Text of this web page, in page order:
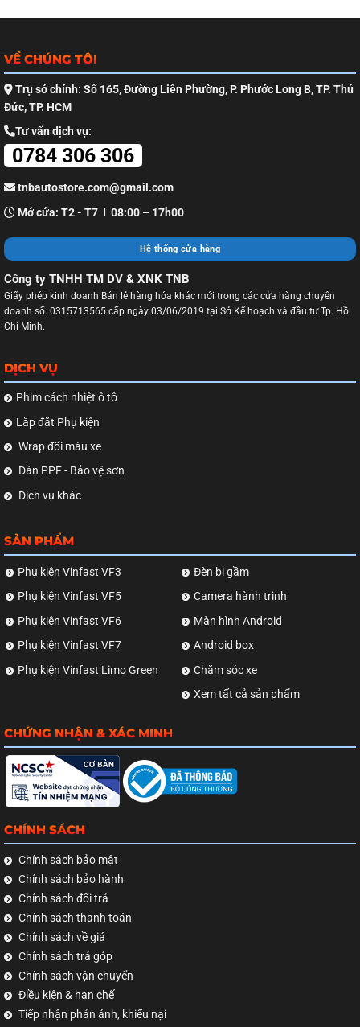
VỀ CHÚNG TÔI
Trụ sở chính: Số 165, Đường Liên Phường, P. Phước Long B, TP. Thủ
Đức, TP. HCM
Tư vấn dịch vụ:
0784 306 306
tnbautostore.com@gmail.com
Mở cửa: T2 - T7 I 08:00 – 17h00
Hệ thống cửa hàng
Công ty TNHH TM DV & XNK TNB
Giấy phép kinh doanh Bán lẻ hàng hóa khác mới trong các cửa hàng chuyên
doanh số: 0315713565 cấp ngày 03/06/2019 tại Sở Kế hoạch và đầu tư Tp. Hồ
Chí Minh.
DỊCH VỤ
Phim cách nhiệt ô tô
Lắp đặt Phụ kiện
Wrap đổi màu xe
Dán PPF - Bảo vệ sơn
Dịch vụ khác
SẢN PHẨM
Phụ kiện Vinfast VF3
Phụ kiện Vinfast VF5
Phụ kiện Vinfast VF6
Phụ kiện Vinfast VF7
Phụ kiện Vinfast Limo Green
Đèn bi gầm
Camera hành trình
Màn hình Android
Android box
Chăm sóc xe
Xem tất cả sản phẩm
CHỨNG NHẬN & XÁC MINH
CHÍNH SÁCH
Chính sách bảo mật
Chính sách bảo hành
Chính sách đổi trả
Chính sách thanh toán
Chính sách về giá
Chính sách trả góp
Chính sách vận chuyển
Điều kiện & hạn chế
Tiếp nhận phản ánh, khiếu nại